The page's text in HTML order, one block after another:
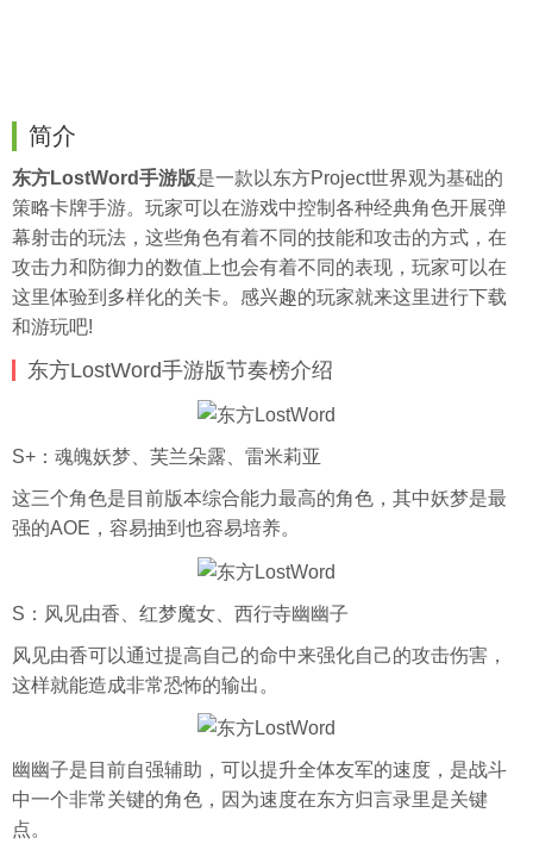
简介
东方LostWord手游版是一款以东方Project世界观为基础的
策略卡牌手游。玩家可以在游戏中控制各种经典角色开展弹
幕射击的玩法，这些角色有着不同的技能和攻击的方式，在
攻击力和防御力的数值上也会有着不同的表现，玩家可以在
这里体验到多样化的关卡。感兴趣的玩家就来这里进行下载
和游玩吧!
东方LostWord手游版节奏榜介绍
S+：魂魄妖梦、芙兰朵露、雷米莉亚
这三个角色是目前版本综合能力最高的角色，其中妖梦是最
强的AOE，容易抽到也容易培养。
S：风见由香、红梦魔女、西行寺幽幽子
风见由香可以通过提高自己的命中来强化自己的攻击伤害，
这样就能造成非常恐怖的输出。
幽幽子是目前自强辅助，可以提升全体友军的速度，是战斗
中一个非常关键的角色，因为速度在东方归言录里是关键
点。